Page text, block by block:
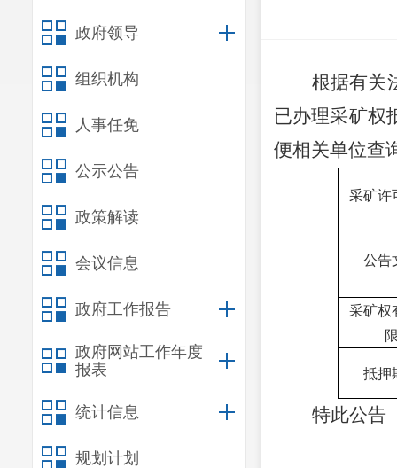
政府领导
组织机构
人事任免
公示公告
政策解读
会议信息
政府工作报告
政府网站工作年度
报表
统计信息
规划计划
根据有关
已办理采矿权
便相关单位查
采矿许
公告
采矿权
抵押
特此公告